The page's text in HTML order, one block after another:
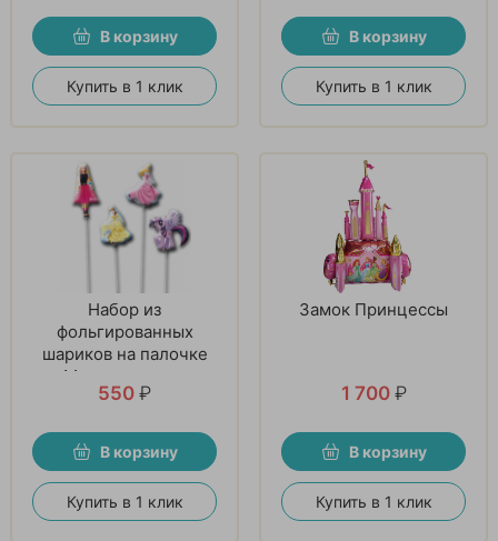
В корзину
Купить в 1 клик
В корзину
Купить в 1 клик
Набор из
фольгированных
шариков на палочке
«Мечта девочек»
550 ₽
В корзину
Купить в 1 клик
Замок Принцессы
1 700 ₽
В корзину
Купить в 1 клик